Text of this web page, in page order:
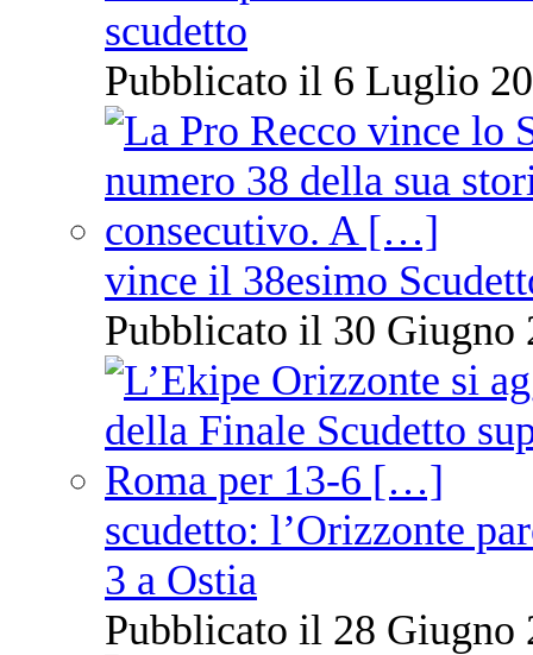
scudetto
Pubblicato il 6 Luglio
vince il 38esimo
Pubblicato il 30 Giugno
scudetto: l’Orizzonte
3 a Ostia
Pubblicato il 28 Giugno